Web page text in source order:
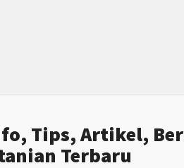
Tips, Artikel,
Terbaru